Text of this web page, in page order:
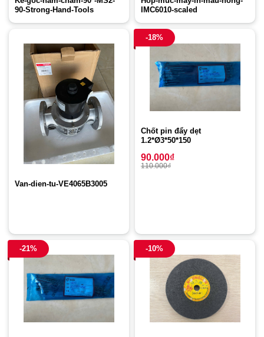
90-Strong-Hand-Tools
IMC6010-scaled
Van-dien-tu-VE4065B3005
-18%
Chốt pin đẩy dẹt
1.2*Ø3*50*150
90.000₫
110.000₫
-21% -10%